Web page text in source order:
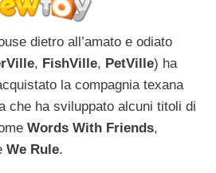
dietro all’amato e odiato
, FishVille, PetVille) ha
la compagnia texana
che ha sviluppato alcuni titoli di
Words With Friends,
We Rule.